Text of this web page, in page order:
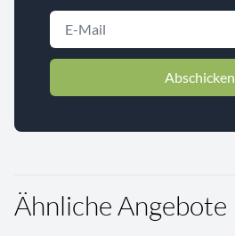
Abschicken
Ähnliche Angebote